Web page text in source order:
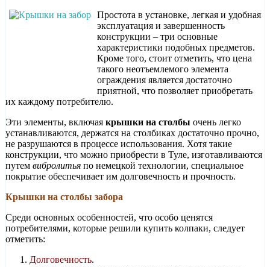
Простота в установке, легкая и удобная
эксплуатация и завершенность
конструкции – три основные
характеристики подобных предметов.
Кроме того, стоит отметить, что цена
такого неотъемлемого элемента
ограждения является достаточно
приятной, что позволяет приобретать
их каждому потребителю.
Эти элементы, включая крышки на столбы очень легко
устанавливаются, держатся на столбиках достаточно прочно,
не разрушаются в процессе использования. Хотя такие
конструкции, что можно приобрести в Туле, изготавливаются
путем вибролитья по немецкой технологии, специальное
покрытие обеспечивает им долговечность и прочность.
Крышки на столбы забора
Среди основных особенностей, что особо ценятся
потребителями, которые решили купить колпаки, следует
отметить:
Долговечность.